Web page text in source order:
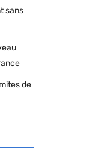
sans
de